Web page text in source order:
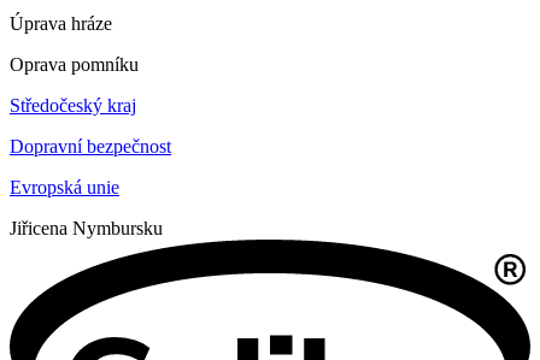
Úprava hráze
Oprava pomníku
Středočeský kraj
Dopravní bezpečnost
Evropská unie
Jiřicena Nymbursku